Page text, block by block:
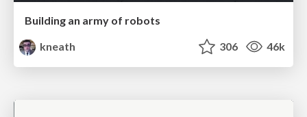
Building an army of robots
kneath
306 46k